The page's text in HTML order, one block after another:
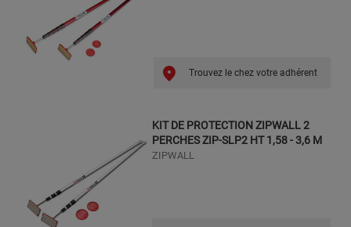
Trouvez le chez votre adhérent
KIT DE PROTECTION ZIPWALL 2
PERCHES ZIP-SLP2 HT 1,58 - 3,6 M
ZIPWALL